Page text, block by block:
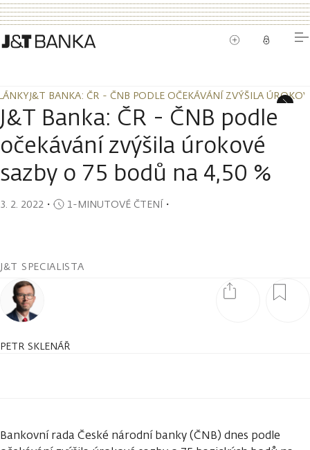
J&T BANKA: ČR - ČNB PODLE OČEKÁVÁNÍ ZVÝŠILA
J&T BANKA: ČR - ČNB PODLE OČEKÁVÁNÍ ZVÝŠILA
J&T Banka: ČR - ČNB podle
očekávání zvýšila úrokové
sazby o 75 bodů na 4,50 %
3. 2. 2022 ・ 1-MINUTOVÉ ČTENÍ・
J&T SPECIALISTA
PETR SKLENÁŘ
Bankovní rada České národní banky (ČNB) dnes podle